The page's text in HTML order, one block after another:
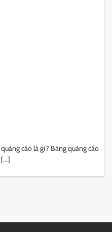
cáo là gì? Bảng quảng cáo